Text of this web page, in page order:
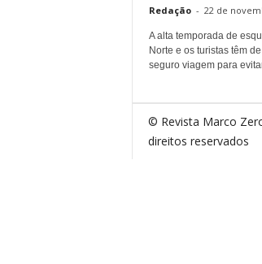
Redação - 22 de
A alta temporada de
Norte e os turistas têm
seguro viagem para evitar
© Revista Marco
direitos reservados